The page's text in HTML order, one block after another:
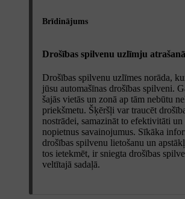
Brīdinājums
Drošības spilvenu uzlīmju
Drošības spilvenu uzlīmes norāda,
jūsu automašīnas drošības spilveni.
šajās vietās un zonā ap tām nebūtu
priekšmetu. Šķēršļi var traucēt
nostrādei, samazināt to efektivitāti
nopietnus savainojumus. Sīkāka
drošības spilvenu lietošanu un
tos ietekmēt, ir sniegta drošības
veltītajā sadaļā.